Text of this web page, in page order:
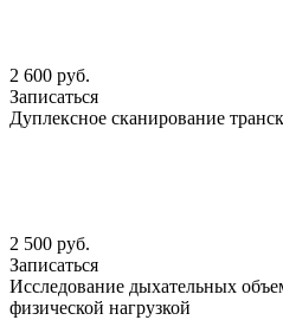
2 600 руб.
Записаться
Дуплексное сканирование
2 500 руб.
Записаться
Исследование дыхательных
физической нагрузкой